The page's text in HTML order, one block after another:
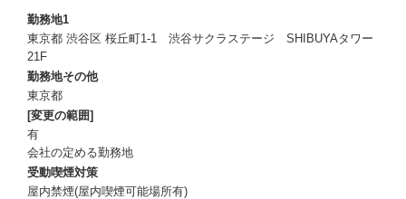
プライム上場企業の安定性と、ベンチャー的な意思決定スピード
を併せ持つ環境で、多様な案件に触れながらデザインとコーディ
ング双方の実務力を高い密度で鍛えられる点が特徴です。
勤務地1
東京都 渋谷区 桜丘町1-1 渋谷サクラステージ SHIBUYAタワー
21F
勤務地その他
東京都
[変更の範囲]
有
会社の定める勤務地
受動喫煙対策
屋内禁煙(屋内喫煙可能場所有)